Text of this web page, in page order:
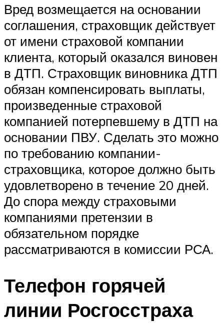
Вред возмещается на основании
соглашения, страховщик действует
от имени страховой компании
клиента, который оказался виновен
в ДТП. Страховщик виновника ДТП
обязан компенсировать выплаты,
произведенные страховой
компанией потерпевшему в ДТП на
основании ПВУ. Сделать это можно
по требованию компании-
страховщика, которое должно быть
удовлетворено в течение 20 дней.
До спора между страховыми
компаниями претензии в
обязательном порядке
рассматриваются в комиссии РСА.
Телефон горячей
линии Росгосстраха